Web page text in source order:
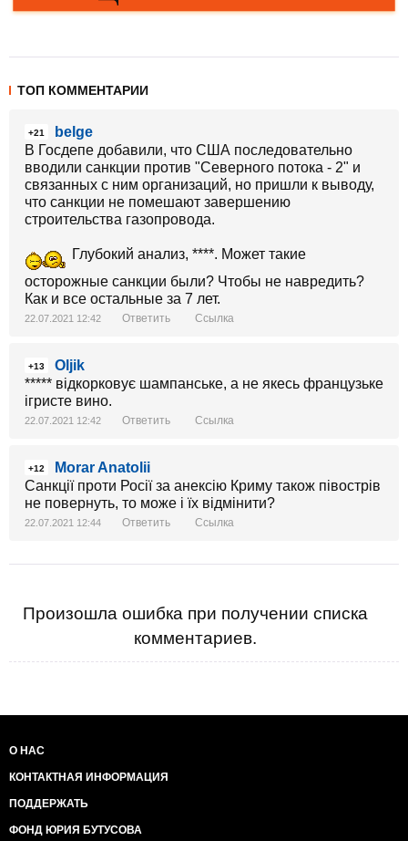
ТОП КОММЕНТАРИИ
+21
belge
В Госдепе добавили, что США последовательно
вводили санкции против "Северного потока - 2" и
связанных с ним организаций, но пришли к выводу,
что санкции не помешают завершению
строительства газопровода.
Глубокий анализ, ****. Может такие
осторожные санкции были? Чтобы не навредить?
Как и все остальные за 7 лет.
22.07.2021 12:42 Ответить Ссылка
+13
Oljik
***** відкорковує шампанське, а не якесь французьке
ігристе вино.
22.07.2021 12:42 Ответить Ссылка
+12
Morar Anatolii
Санкції проти Росії за анексію Криму також півострів
не повернуть, то може і їх відмінити?
22.07.2021 12:44 Ответить Ссылка
Произошла ошибка при получении списка
комментариев.
О НАС
КОНТАКТНАЯ ИНФОРМАЦИЯ
ПОДДЕРЖАТЬ
ФОНД ЮРИЯ БУТУСОВА